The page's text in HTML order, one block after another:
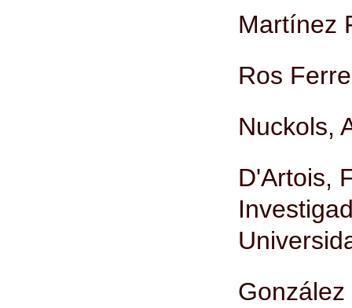
Martínez
Ros
Nuckols,
D'Artois,